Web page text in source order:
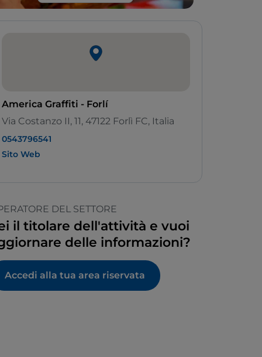
America Graffiti - Forlí
Via Costanzo II, 11, 47122 Forlì FC, Italia
0543796541
Sito Web
DEL SETTORE
il titolare dell'attività e vuoi
delle informazioni?
Accedi alla tua area riservata